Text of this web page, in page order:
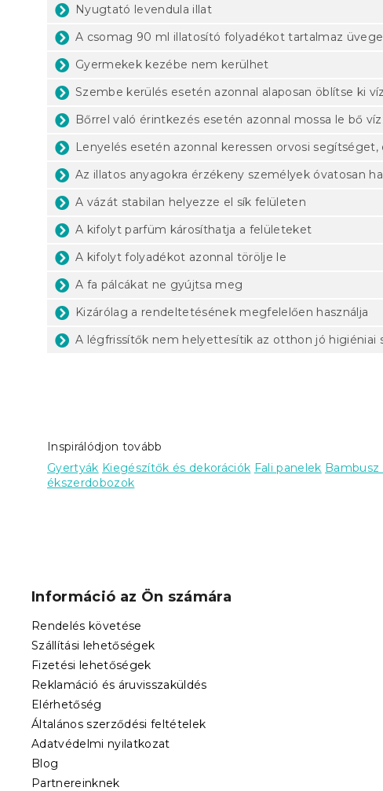
Nyugtató levendula illat
A csomag 90 ml illatosító folyadékot tartalmaz
Gyermekek kezébe nem kerülhet
Szembe kerülés esetén azonnal alaposan öblítse ki
Bőrrel való érintkezés esetén azonnal mossa le bő
Lenyelés esetén azonnal keressen orvosi
Az illatos anyagokra érzékeny személyek óvatosan
A vázát stabilan helyezze el sík felületen
A kifolyt parfüm károsíthatja a felületeket
A kifolyt folyadékot azonnal törölje le
A fa pálcákat ne gyújtsa meg
Kizárólag a rendeltetésének megfelelően használja
A légfrissítők nem helyettesítik az otthon jó higiéniai
Inspirálódjon tovább
Gyertyák Kiegészítők és dekorációk Fali panelek
ékszerdobozok
Információ az Ön számára
Rendelés követése
Szállítási lehetőségek
Fizetési lehetőségek
Reklamáció és áruvisszaküldés
Elérhetőség
Általános szerződési feltételek
Adatvédelmi nyilatkozat
Blog
Partnereinknek